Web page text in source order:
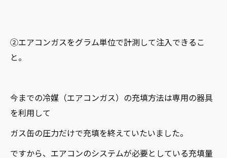
②エアコンガスをグラム単位で計測して注入できるこ
と。
今までの冷媒（エアコンガス）の充填方法は専用の器具
を利用して
ガス缶の圧力だけで充填を終えていたいました。
ですから、エアコンのシステムが必要としている充填量